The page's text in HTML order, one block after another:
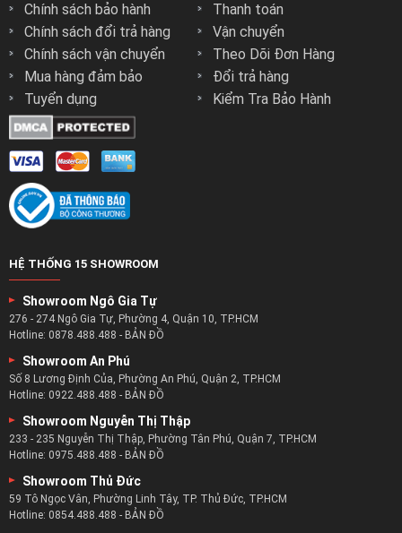
Chính sách bảo hành
Chính sách đổi trả hàng
Chính sách vận chuyển
Mua hàng đảm bảo
Tuyển dụng
Thanh toán
Vận chuyển
Theo Dõi Đơn Hàng
Đổi trả hàng
Kiểm Tra Bảo Hành
HỆ THỐNG 15 SHOWROOM
Showroom Ngô Gia Tự
276 - 274 Ngô Gia Tự, Phường 4, Quận 10, TP.HCM
Hotline: 0878.488.488 - BẢN ĐỒ
Showroom An Phú
Số 8 Lương Định Của, Phường An Phú, Quận 2, TP.HCM
Hotline: 0922.488.488 - BẢN ĐỒ
Showroom Nguyễn Thị Thập
233 - 235 Nguyễn Thị Thập, Phường Tân Phú, Quận 7, TP.HCM
Hotline: 0975.488.488 - BẢN ĐỒ
Showroom Thủ Đức
59 Tô Ngọc Vân, Phường Linh Tây, TP. Thủ Đức, TP.HCM
Hotline: 0854.488.488 - BẢN ĐỒ